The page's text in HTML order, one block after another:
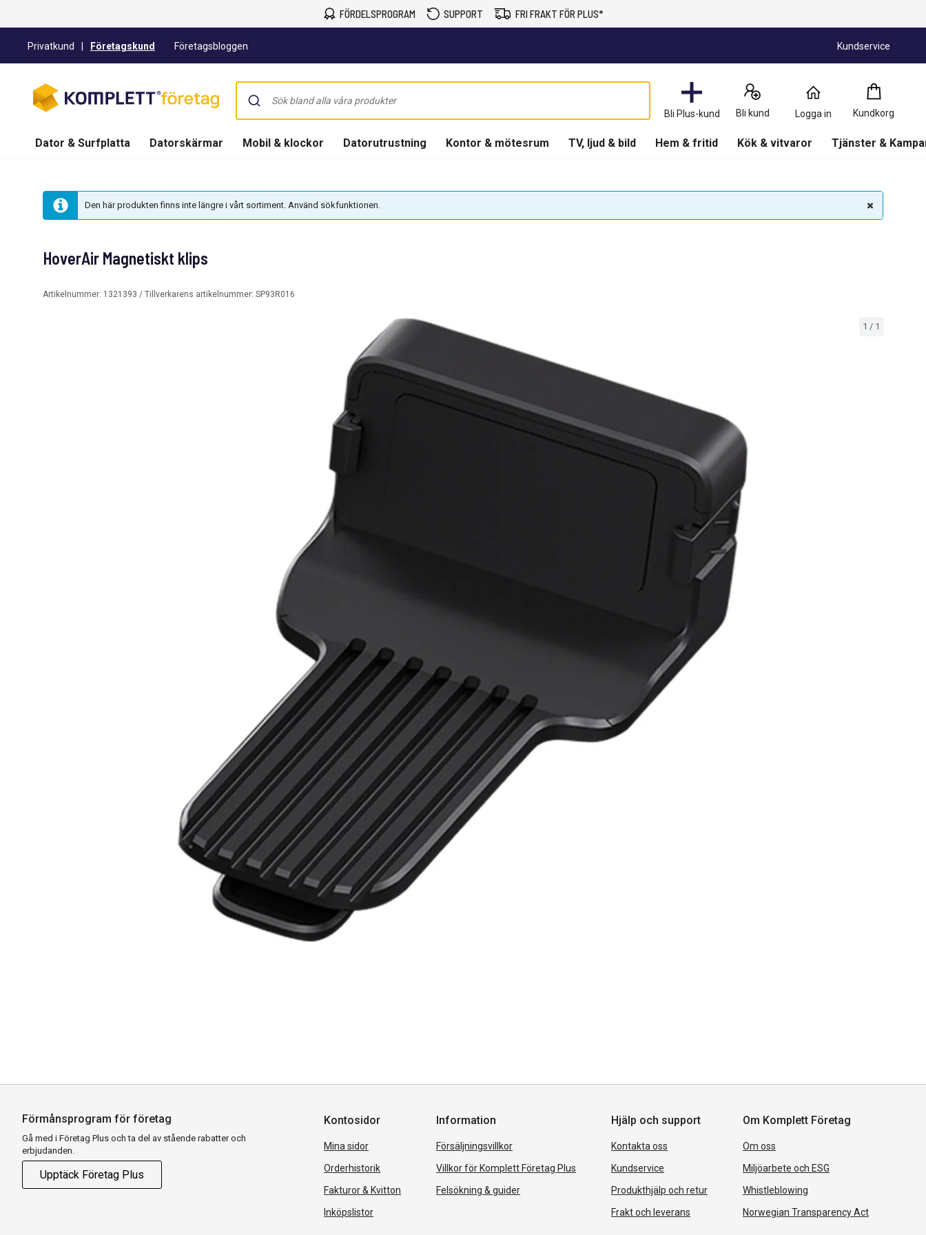
FÖRDELSPROGRAM SUPPORT FRI FRAKT FÖR PLUS*
Privatkund Företagskund Företagsbloggen Kundservice
Bli Plus-kund Bli kund Logga in Kundkorg
Kundkorg
0
Produkter
Dator & Surfplatta Datorskärmar Mobil & klockor Datorutrustning Kontor & mötesrum TV, ljud & bild Hem & fritid Kök & vitvaror Tjänster &
Den här produkten finns inte längre i vårt sortiment. Använd sökfunktionen.
1 / 1
HoverAir Magnetiskt klips
Artikelnummer: 1321393 / Tillverkarens artikelnummer: SP93R016
Förmånsprogram för företag
Gå med i Företag Plus och ta del av stående rabatter och
erbjudanden.
Upptäck Företag Plus
Kontosidor
Mina sidor
Orderhistorik
Fakturor & Kvitton
Inköpslistor
Information
Försäljningsvillkor
Villkor för Komplett Företag Plus
Felsökning & guider
Hjälp och support
Kontakta oss
Kundservice
Produkthjälp och retur
Frakt och leverans
Om Komplett Företag
Om oss
Miljöarbete och ESG
Whistleblowing
Norwegian Transparency Act